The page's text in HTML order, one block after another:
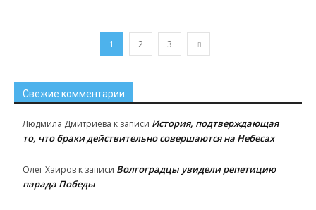
1 2 3
Свежие комментарии
Людмила Дмитриева к записи История, подтверждающая
то, что браки действительно совершаются на Небесах
Олег Хаиров к записи Волгоградцы увидели репетицию
парада Победы